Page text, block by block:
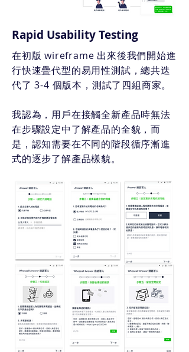
Rapid Usability Testing
在初版 wireframe 出來後我們開始進
行快速疊代型的易用性測試，總共迭
代了 3-4 個版本，測試了四組商家。
我認為，用戶在接觸全新產品時無法
在步驟設定中了解產品的全貌，而
是，認知需要在不同的階段循序漸進
式的逐步了解產品樣貌。